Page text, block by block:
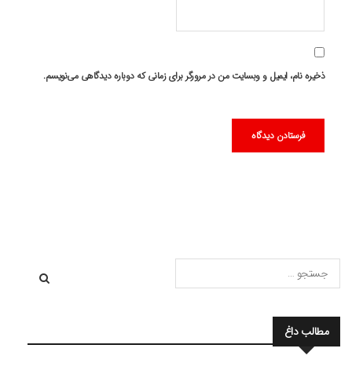
ذخیره نام، ایمیل و وبسایت من در مرورگر برای زمانی که دوباره دیدگاهی می‌نویسم.
مطالب داغ